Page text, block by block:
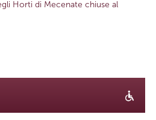
Horti di Mecenate chiuse al